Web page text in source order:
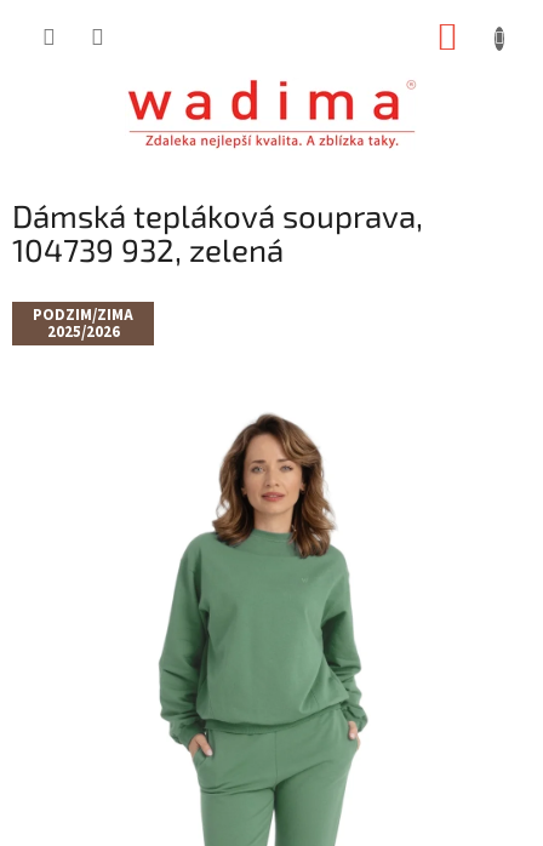
Dámská tepláková souprava,
104739 932, zelená
PODZIM/ZIMA
2025/2026